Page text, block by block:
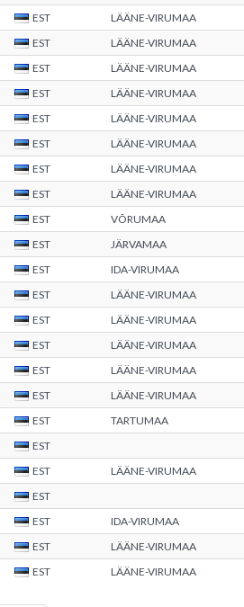
EST
LÄÄNE-VIRUMAA
EST
LÄÄNE-VIRUMAA
EST
LÄÄNE-VIRUMAA
EST
LÄÄNE-VIRUMAA
EST
LÄÄNE-VIRUMAA
EST LÄÄNE-VIRUMAA
EST
LÄÄNE-VIRUMAA
EST LÄÄNE-VIRUMAA
EST
VÕRUMAA
EST
JÄRVAMAA
EST IDA-VIRUMAA
EST
LÄÄNE-VIRUMAA
EST
LÄÄNE-VIRUMAA
EST
LÄÄNE-VIRUMAA
EST
LÄÄNE-VIRUMAA
EST
LÄÄNE-VIRUMAA
EST
TARTUMAA
EST
EST
LÄÄNE-VIRUMAA
EST
EST
IDA-VIRUMAA
EST LÄÄNE-VIRUMAA
EST LÄÄNE-VIRUMAA